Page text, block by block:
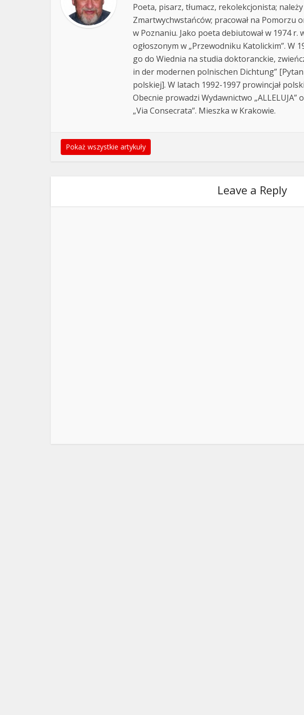
Poeta, pisarz, tłumacz, rekolekcjonista;
Zmartwychwstańców; pracował na Pomorzu
w Poznaniu. Jako poeta debiutował w 1974 r.
ogłoszonym w „Przewodniku Katolickim”. W
go do Wiednia na studia doktoranckie,
in der modernen polnischen Dichtung”
polskiej]. W latach 1992-1997 prowincjał
Obecnie prowadzi Wydawnictwo
„Via Consecrata”. Mieszka w Krakowie.
Pokaż wszystkie artykuły
Leave a Reply